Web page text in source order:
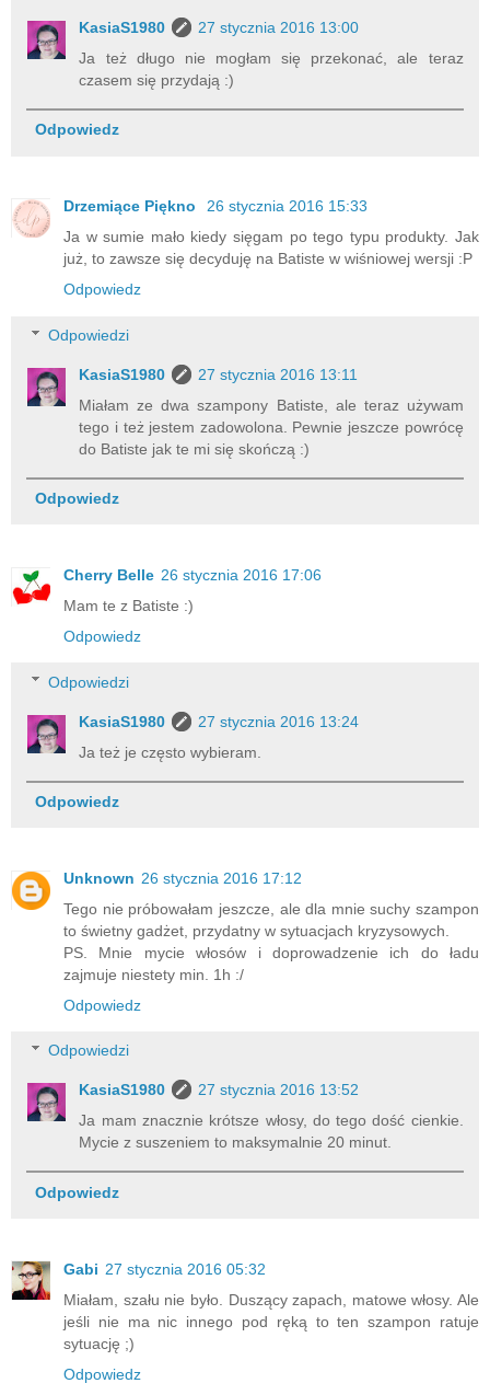
KasiaS1980
27 stycznia 2016 13:00
Ja też długo nie mogłam się przekonać, ale teraz
czasem się przydają :)
Odpowiedz
Drzemiące Piękno
26 stycznia 2016 15:33
Ja w sumie mało kiedy sięgam po tego typu produkty. Jak
już, to zawsze się decyduję na Batiste w wiśniowej wersji :P
Odpowiedz
Odpowiedzi
KasiaS1980
27 stycznia 2016 13:11
Miałam ze dwa szampony Batiste, ale teraz używam
tego i też jestem zadowolona. Pewnie jeszcze powrócę
do Batiste jak te mi się skończą :)
Odpowiedz
Cherry Belle 26 stycznia 2016 17:06
Mam te z Batiste :)
Odpowiedz
Odpowiedzi
KasiaS1980
27 stycznia 2016 13:24
Ja też je często wybieram.
Odpowiedz
Unknown 26 stycznia 2016 17:12
Tego nie próbowałam jeszcze, ale dla mnie suchy szampon
to świetny gadżet, przydatny w sytuacjach kryzysowych.
PS. Mnie mycie włosów i doprowadzenie ich do ładu
zajmuje niestety min. 1h :/
Odpowiedz
Odpowiedzi
KasiaS1980
27 stycznia 2016 13:52
Ja mam znacznie krótsze włosy, do tego dość cienkie.
Mycie z suszeniem to maksymalnie 20 minut.
Odpowiedz
Gabi 27 stycznia 2016 05:32
Miałam, szału nie było. Duszący zapach, matowe włosy. Ale
jeśli nie ma nic innego pod ręką to ten szampon ratuje
sytuację ;)
Odpowiedz